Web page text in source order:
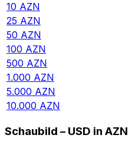
10 AZN
25 AZN
50 AZN
100 AZN
500 AZN
1.000 AZN
5.000 AZN
10.000 AZN
Schaubild – USD in AZN